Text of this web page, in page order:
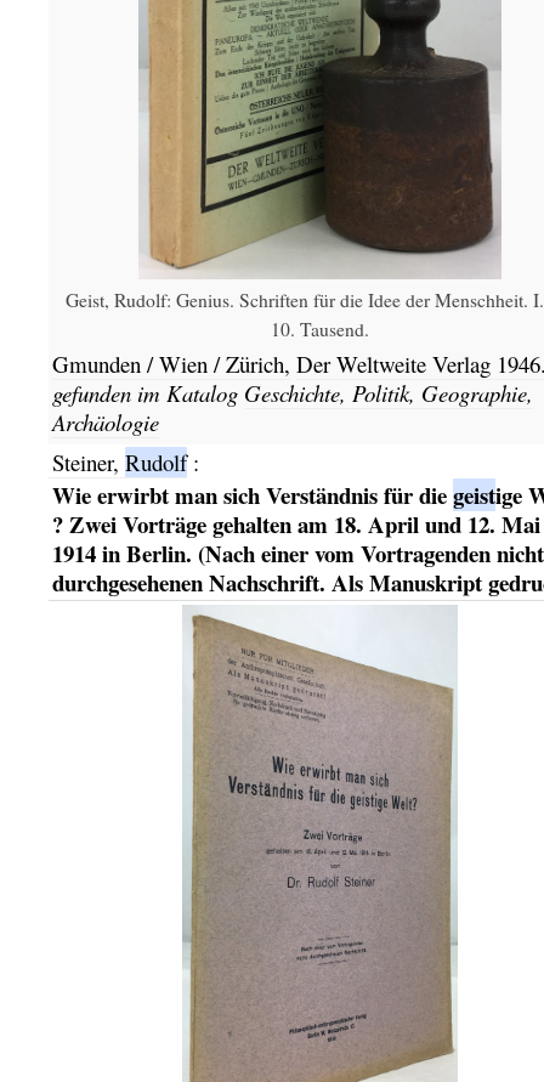
Geist, Rudolf: Genius. Schriften für die Idee der Menschheit.
10. Tausend.
Gmunden / Wien / Zürich, Der Weltweite Verlag
gefunden im Katalog Geschichte, Politik, Geographie,
Archäologie
Steiner, Rudolf:
Wie erwirbt man sich Verständnis für diegeistige
? Zwei Vorträge gehalten am 18. April und 12. Mai
1914 in Berlin. (Nach einer vom Vortragenden nicht
durchgesehenen Nachschrift. Als Manuskript